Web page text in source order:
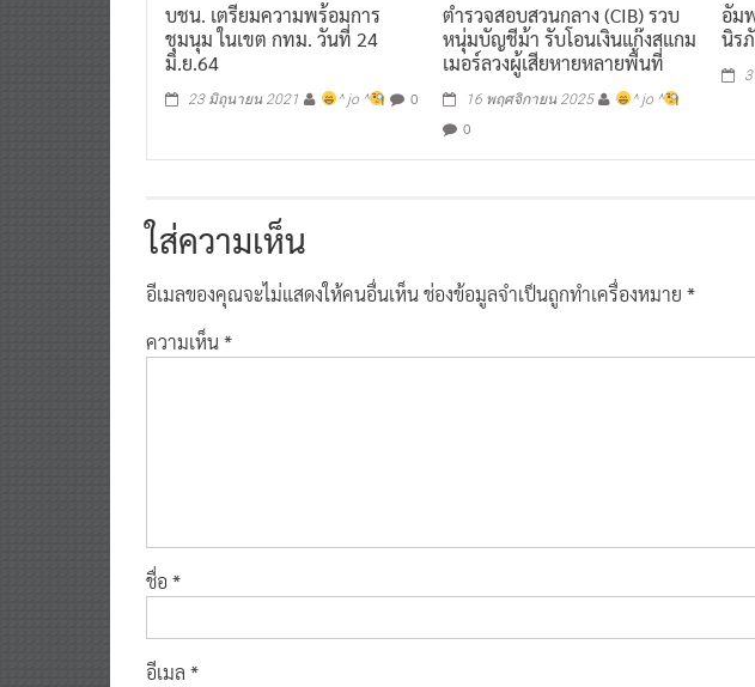
บชน. เตรียมความพร้อมการ
ชุมนุม ในเขต กทม. วันที่ 24
มิ.ย.64
23 มิถุนายน 2021 ^ jo ^ 0
ตำรวจสอบสวนกลาง (CIB) รวบ
หนุ่มบัญชีม้า รับโอนเงินแก๊งสแกม
เมอร์ลวงผู้เสียหายหลายพื้นที่
16 พฤศจิกายน 2025 ^ jo ^
0
อัม
นิร
ใส่ความเห็น
อีเมลของคุณจะไม่แสดงให้คนอื่นเห็นช่องข้อมูลจำเป็นถูกทำเครื่องหมาย *
ความเห็น*
ชื่อ *
อีเมล *